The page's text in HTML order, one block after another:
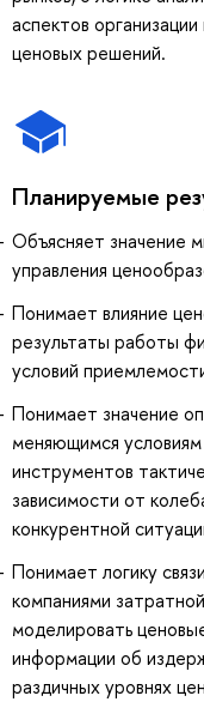
аспектов
ценовых решений.
Планируемые
Объясняет значение
управления
Понимает влияние
результаты работы
условий
Понимает значение
меняющимся
инструментов
зависимости от
конкурентной
Понимает логику
компаниями
моделировать
информации об
раздичных уровнях